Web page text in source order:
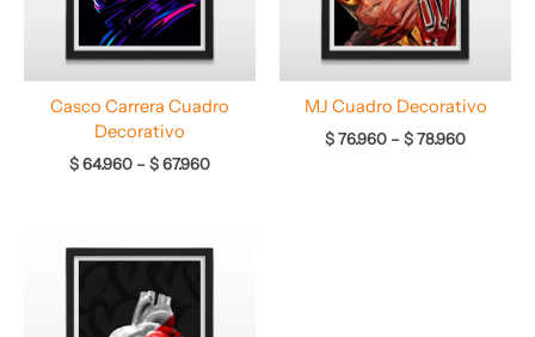
Casco Carrera Cuadro
Decorativo
$64.960 –$67.960
MJ Cuadro Decorativo
$76.960 –$78.960
de